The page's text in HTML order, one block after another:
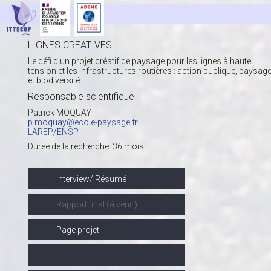
LIGNES CREATIVES
Le défi d'un projet créatif de paysage pour les lignes à haute
tension et les infrastructures routières : action publique, paysage
et biodiversité.
Responsable scientifique
Patrick MOQUAY
p.moquay@ecole-paysage.fr
LAREP/ENSP
Durée de la recherche: 36 mois
Interview/ Résumé
Rapport final (à venir)
Page projet